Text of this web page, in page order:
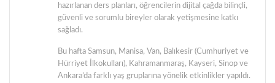
hazırlanan ders planları, öğrencilerin dijital çağda bilinçli,
güvenli ve sorumlu bireyler olarak yetişmesine katkı
sağladı.
Bu hafta Samsun, Manisa, Van, Balıkesir (Cumhuriyet ve
Hürriyet İlkokulları), Kahramanmaraş, Kayseri, Sinop ve
Ankara’da farklı yaş gruplarına yönelik etkinlikler yapıldı.